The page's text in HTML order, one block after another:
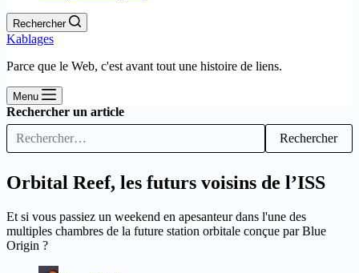
Rechercher
Kablages
Parce que le Web, c'est avant tout une histoire de liens.
Menu
Rechercher un article
Rechercher
Orbital Reef, les futurs voisins de l’ISS
Et si vous passiez un weekend en apesanteur dans l'une des
multiples chambres de la future station orbitale conçue par Blue
Origin ?